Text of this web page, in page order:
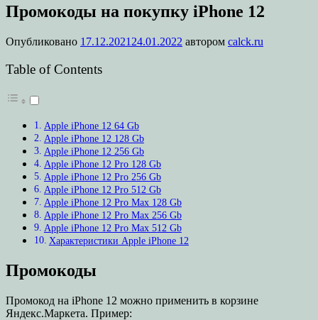
Промокоды на покупку iPhone 12
Опубликовано 17.12.2021 24.01.2022 автором calck.ru
Table of Contents
Apple iPhone 12 64 Gb
Apple iPhone 12 128 Gb
Apple iPhone 12 256 Gb
Apple iPhone 12 Pro 128 Gb
Apple iPhone 12 Pro 256 Gb
Apple iPhone 12 Pro 512 Gb
Apple iPhone 12 Pro Max 128 Gb
Apple iPhone 12 Pro Max 256 Gb
Apple iPhone 12 Pro Max 512 Gb
Характеристики Apple iPhone 12
Промокоды
Промокод на iPhone 12 можно применить в корзине
Яндекс.Маркета. Пример: